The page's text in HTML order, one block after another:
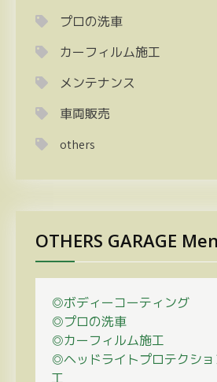
プロの洗車
カーフィルム施工
メンテナンス
車両販売
others
OTHERS GARAGE
◎ボディーコーティング
◎プロの洗車
◎カーフィルム施工
◎ヘッドライトプロテクシ
工